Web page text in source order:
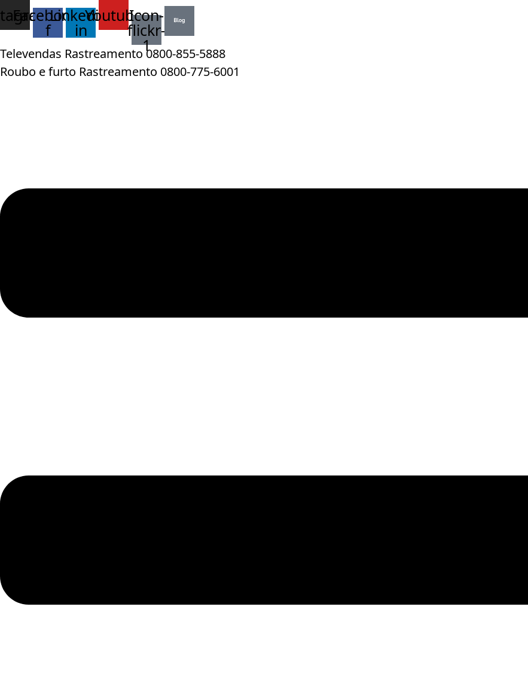
Facebook-
f
Linkedin-
in
YoutubeIcon-
flickr-
1
Televendas Rastreamento 0800-855-5888
Roubo e furto Rastreamento 0800-775-6001